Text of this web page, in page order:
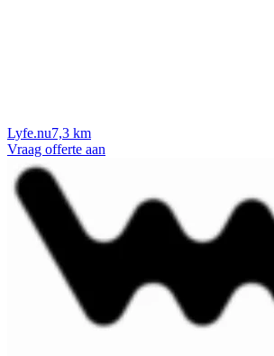
Lyfe.nu7,3 km
Vraag offerte aan